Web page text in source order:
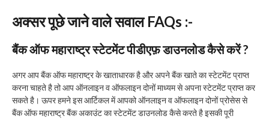
अक्सर पूछे जाने वाले सवाल FAQs :-
बैंक ऑफ महाराष्ट्र स्टेटमेंट पीडीएफ़ डाउनलोड कैसे करें ?
अगर आप बैंक ऑफ महाराष्ट्र के खाताधारक है और अपने बैंक खाते का स्टेटमेंट प्राप्त
करना चाहते है तो आप ऑनलाइन व ऑफलाइन दोनों माध्यम से अपना स्टेटमेंट प्राप्त कर
सकते है। ऊपर हमने इस आर्टिकल में आपको ऑनलाइन व ऑफलाइन दोनों प्रोसेस से
बैंक ऑफ महाराष्ट्र बैंक अकाउंट का स्टेटमेंट डाउनलोड कैसे करते है इसकी पूरी